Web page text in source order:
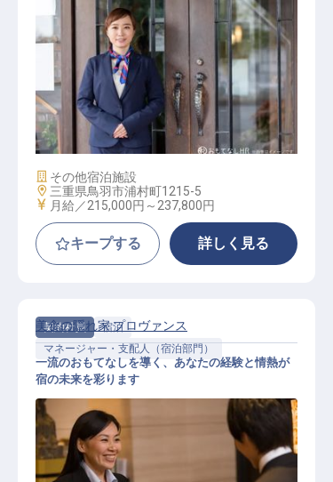
サービス総合職（接客係）
施設業態
その他宿泊施設
勤務地
三重県鳥羽市浦村町1215-5
給与
月給／215,000円～ 237,800円
キープする 詳しく見る
契約社員
宿泊
マネージャー・支配人（宿泊部門）
美食の隠れ家 プロヴァンス
一流のおもてなしを導く、あなたの経験と情熱が
宿の未来を彩ります